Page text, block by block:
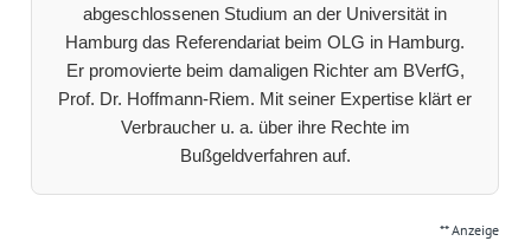
abgeschlossenen Studium an der Universität in
Hamburg das Referendariat beim OLG in Hamburg.
Er promovierte beim damaligen Richter am BVerfG,
Prof. Dr. Hoffmann-Riem. Mit seiner Expertise klärt er
Verbraucher u. a. über ihre Rechte im
Bußgeldverfahren auf.
** Anzeige